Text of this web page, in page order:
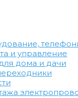
и управление
дома и дачи